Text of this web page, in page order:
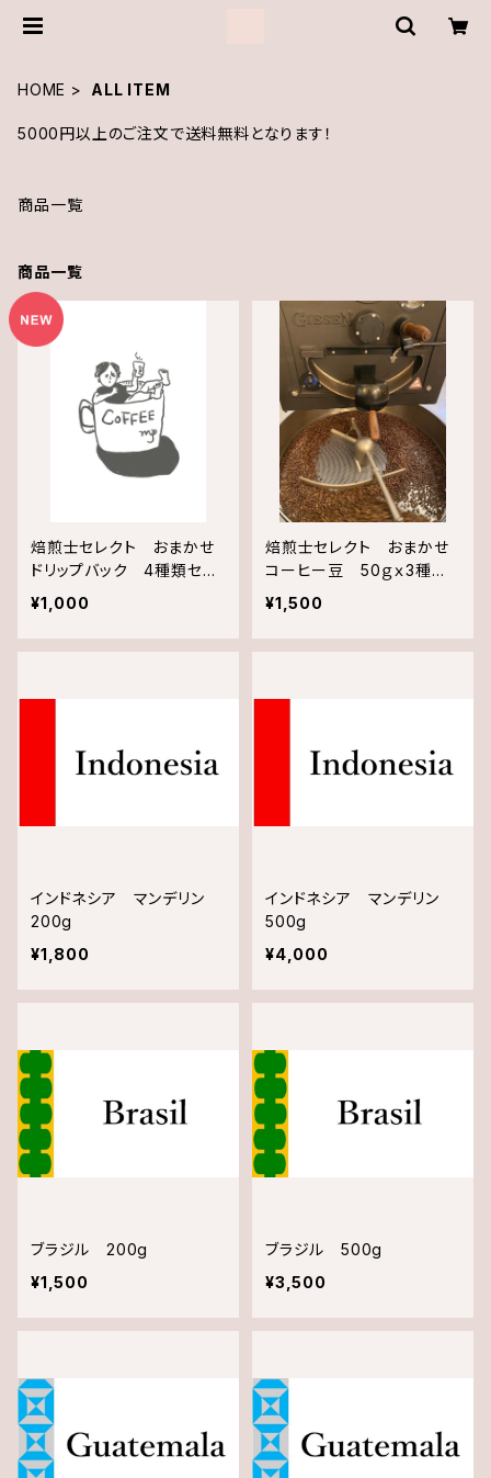
HOME ALL ITEM
5000円以上のご注文で送料無料となります！
商品一覧
商品一覧
焙煎士セレクト おまかせ
ドリップバック 4種類セッ
ト
¥1,000
焙煎士セレクト おまかせ
コーヒー豆 50ｇｘ3種
類 詰め合わせ
¥1,500
インドネシア マンデリン
200g
¥1,800
インドネシア マンデリン
500g
¥4,000
ブラジル 200g
¥1,500
ブラジル 500g
¥3,500